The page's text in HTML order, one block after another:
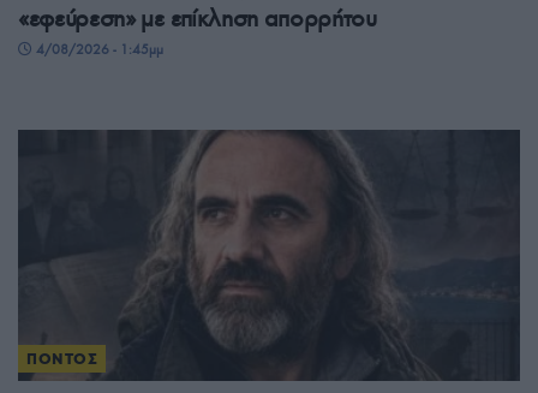
«εφεύρεση» με επίκληση απορρήτου
4/08/2026 - 1:45μμ
ΠΟΝΤΟΣ